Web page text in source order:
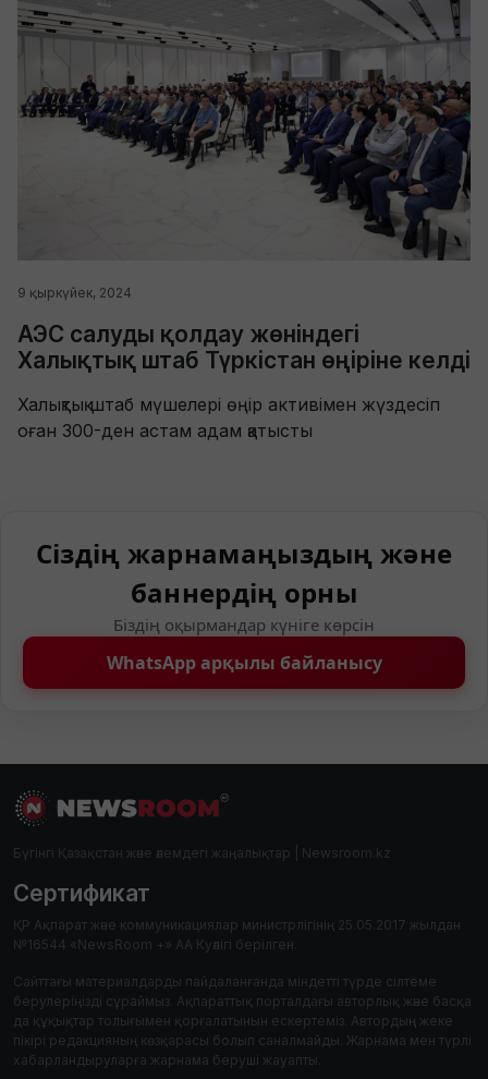
9 қыркүйек, 2024
АЭС салуды қолдау жөніндегі
Халықтық штаб Түркістан өңіріне келді
Халықтық штаб мүшелері өңір активімен жүздесіп
оған 300-ден астам адам қатысты
Сіздің жарнамаңыздың және
баннердің орны
Біздің оқырмандар күніге көрсін
WhatsApp арқылы байланысу
Бүгінгі Қазақстан және әлемдегі жаңалықтар | Newsroom.kz
Сертификат
ҚР Ақпарат және коммуникациялар министрлігінің 25.05.2017 жылдан
№16544 «NewsRoom +» АА Куәлігі берілген.
Сайттағы материалдарды пайдаланғанда міндетті түрде сілтеме
берулеріңізді сұраймыз. Ақпараттық порталдағы авторлық және басқа
да құқықтар толығымен қорғалатынын ескертеміз. Автордың жеке
пікірі редакцияның көзқарасы болып саналмайды. Жарнама мен түрлі
хабарландыруларға жарнама беруші жауапты.